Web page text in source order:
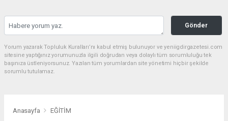
Gönder
Yorum yazarak Topluluk Kuralları’nı kabul etmiş bulunuyor ve yeniigdirgazetesi.com
sitesine yaptığınız yorumunuzla ilgili doğrudan veya dolaylı tüm sorumluluğu tek
başınıza üstleniyorsunuz. Yazılan tüm yorumlardan site yönetimi hiçbir şekilde
sorumlu tutulamaz.
Anasayfa EĞİTİM